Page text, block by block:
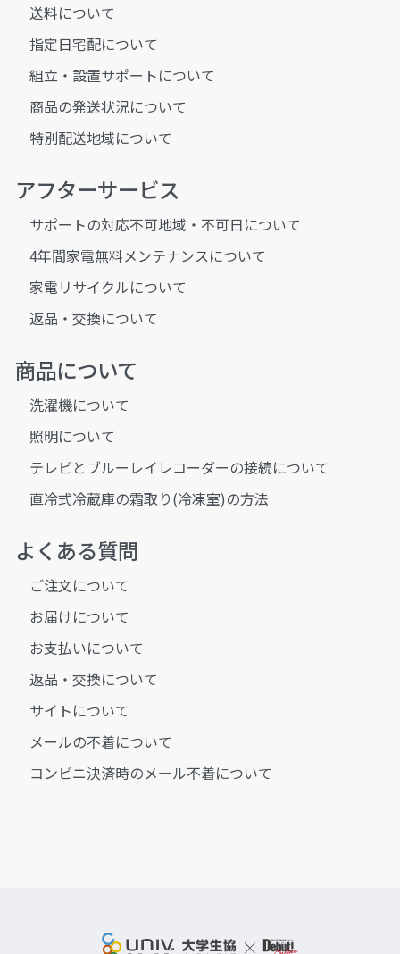
送料について
指定日宅配について
組立・設置サポートについて
商品の発送状況について
特別配送地域について
アフターサービス
サポートの対応不可地域・不可日について
4年間家電無料メンテナンスについて
家電リサイクルについて
返品・交換について
商品について
洗濯機について
照明について
テレビとブルーレイレコーダーの接続について
直冷式冷蔵庫の霜取り(冷凍室)の方法
よくある質問
ご注文について
お届けについて
お支払いについて
返品・交換について
サイトについて
メールの不着について
コンビニ決済時のメール不着について